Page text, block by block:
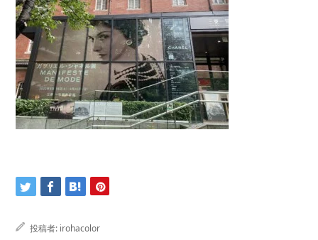
投稿者: irohacolor